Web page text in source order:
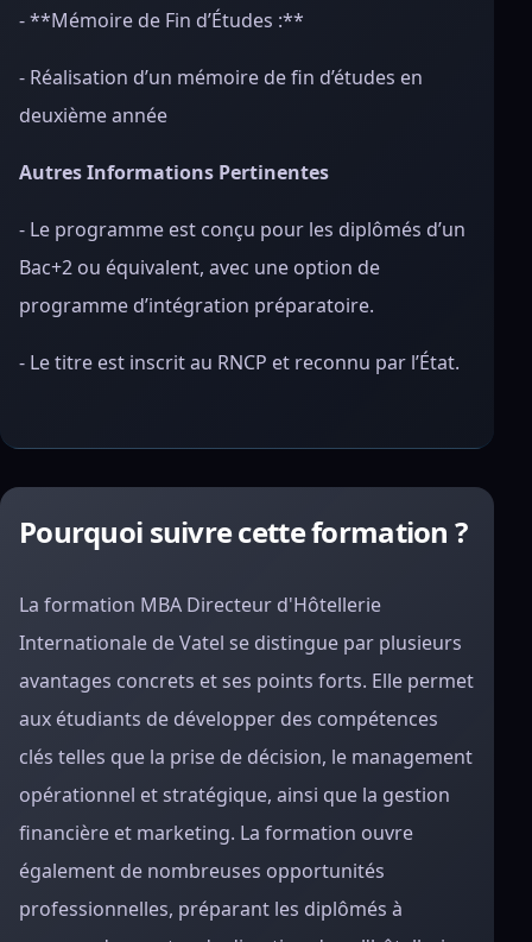
- **Mémoire de Fin d’Études :**
- Réalisation d’un mémoire de fin d’études en
deuxième année
Autres Informations Pertinentes
- Le programme est conçu pour les diplômés d’un
Bac+2 ou équivalent, avec une option de
programme d’intégration préparatoire.
- Le titre est inscrit au RNCP et reconnu par l’État.
Pourquoi suivre cette formation ?
La formation MBA Directeur d'Hôtellerie
Internationale de Vatel se distingue par plusieurs
avantages concrets et ses points forts. Elle permet
aux étudiants de développer des compétences
clés telles que la prise de décision, le management
opérationnel et stratégique, ainsi que la gestion
financière et marketing. La formation ouvre
également de nombreuses opportunités
professionnelles, préparant les diplômés à